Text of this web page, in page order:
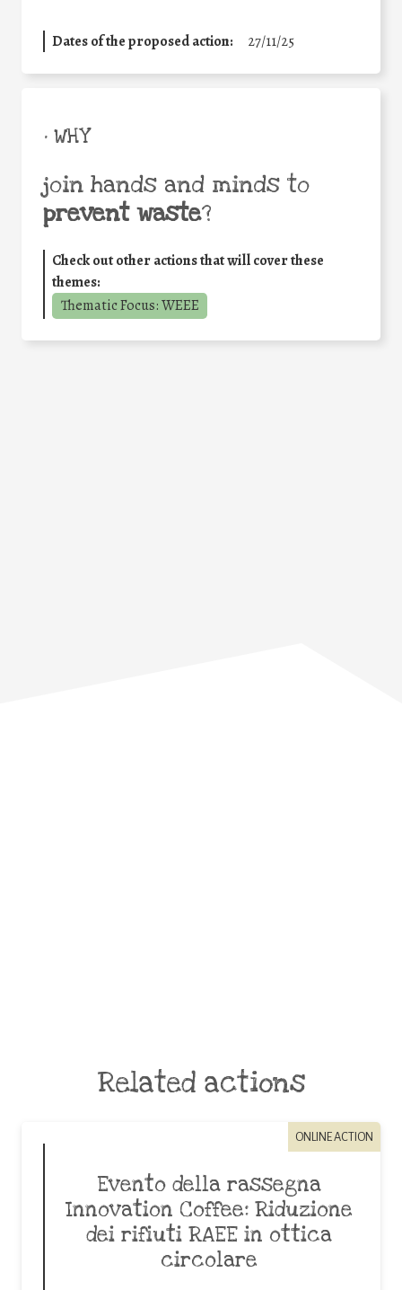
Dates of the proposed action: 27/11/25
• WHY
join hands and minds to
prevent waste?
Check out other actions that will cover these
themes:
Thematic Focus: WEEE
Related actions
ONLINE ACTION
Evento della rassegna
Innovation Coffee: Riduzione
dei rifiuti RAEE in ottica
circolare